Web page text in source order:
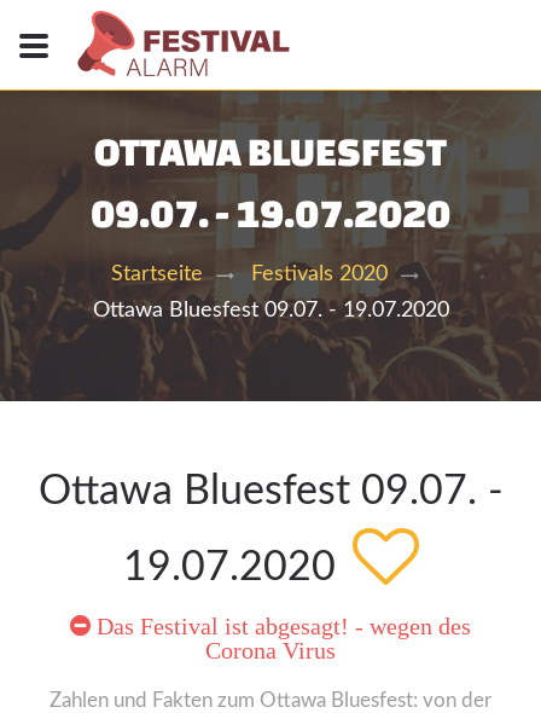
OTTAWA BLUESFEST
09.07. - 19.07.2020
Startseite
Festivals 2020
Ottawa Bluesfest 09.07. - 19.07.2020
Ottawa Bluesfest 09.07. -
19.07.2020
Das Festival ist abgesagt! - wegen des
Corona Virus
Zahlen und Fakten zum Ottawa Bluesfest: von der